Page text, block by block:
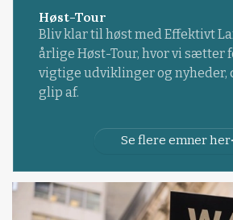
Høst-Tour
Bliv klar til høst med Effektivt
årlige Høst-Tour, hvor vi sætter
vigtige udviklinger og nyheder,
glip af.
Se flere emner her